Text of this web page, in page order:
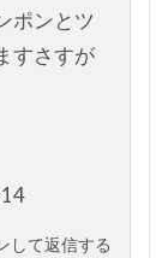
ポンとツ
すさすが
して返信する